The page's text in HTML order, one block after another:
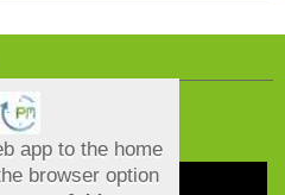
GALERÍAS DE VÍDEOS
NOSOTROS
CONTACTO
app to the home
browser option
Uso de cookies: